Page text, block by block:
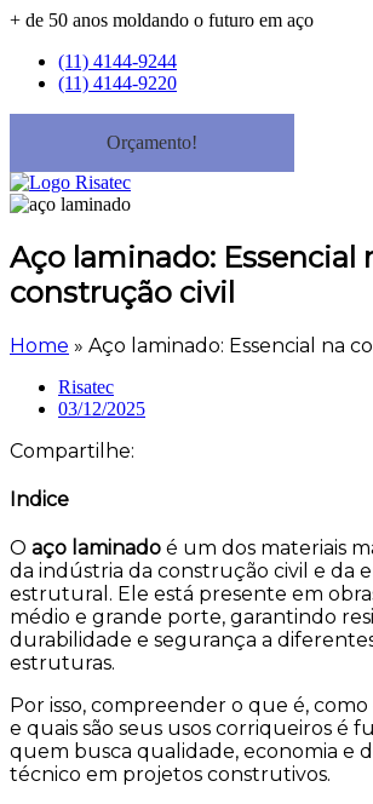
+ de 50 anos moldando o futuro em aço
(11) 4144-9244
(11) 4144-9220
Orçamento!
Aço laminado: Essencial
construção civil
Home » Aço laminado: Essencial na
Risatec
03/12/2025
Compartilhe:
Indice
O aço laminado é um dos materiais
da indústria da construção civil e da
estrutural. Ele está presente em
médio e grande porte, garantindo
durabilidade e segurança a
estruturas.
Por isso, compreender o que é,
e quais são seus usos corriqueiros é
quem busca qualidade, economia e
técnico em projetos construtivos.